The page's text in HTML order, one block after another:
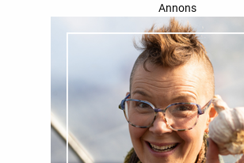
Annons